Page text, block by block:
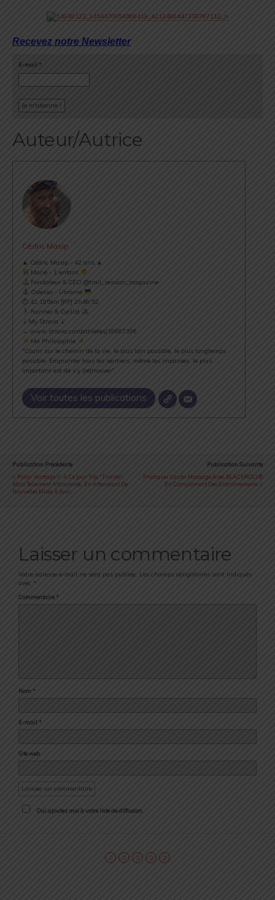
Recevez notre Newsletter
E-mail *
Auteur/Autrice
Cédric Masip
▲ Cédric Masip - 42 ans ▲
Marié - 1 enfant
Fondateur & CEO @trail_session_magazine
Odessa - Ukraine
⏱ 42.195km [RP] 2h46’52
Runner & Cyclist
⇣ My Strava ⇣
→ www.strava.com/athletes/18867396
Ma Philosophie
"Courir sur le chemin de la vie, le plus loin possible, le plus longtemps
possible. Emprunter tous les sentiers, même les impasses, le plus
important est de s’y (re)trouver".
Voir toutes les publications
Publication Précédente
Polar Vantage V : A Ce Jour Très "timide",
Mais Tellement Attrayante... En Attendant De
Nouvelles Mises À Jour...
Publication Suivante
Pratiquer L’auto-Massage Avec BLACKROLL®
En Complément Des Entraînements
Laisser un commentaire
Votre adresse e-mail ne sera pas publiée. Les champs obligatoires sont indiqués
avec *
Commentaire *
Nom *
E-mail *
Site web
Oui, ajoutez moi à votre liste de diffusion.